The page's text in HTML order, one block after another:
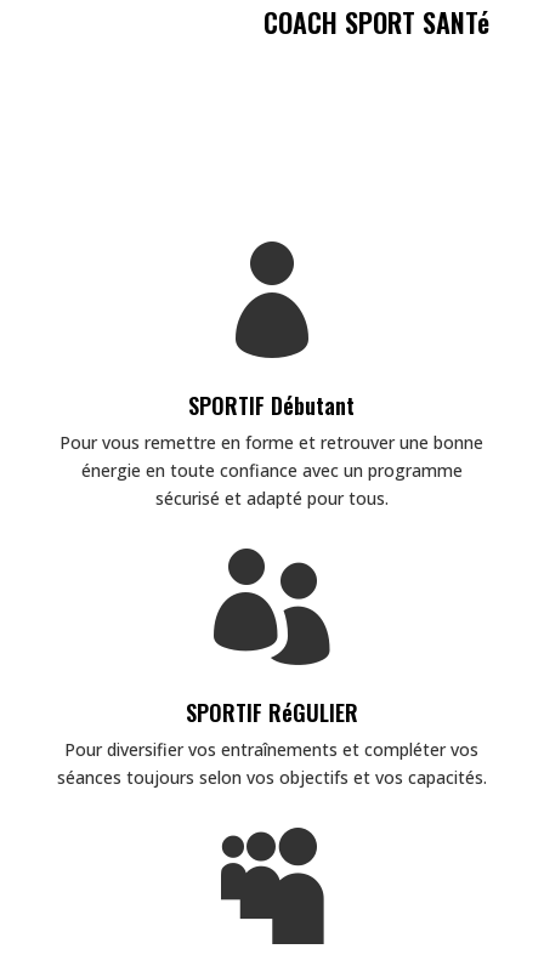
COACH SPORT SANTé

SPORTIF Débutant
Pour vous remettre en forme et retrouver une bonne
énergie en toute confiance avec un programme
sécurisé et adapté pour tous.

SPORTIF RéGULIER
Pour diversifier vos entraînements et compléter vos
séances toujours selon vos objectifs et vos capacités.
